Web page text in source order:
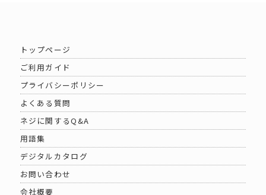
トップページ
ご利用ガイド
プライバシーポリシー
よくある質問
ネジに関するQ&A
用語集
デジタルカタログ
お問い合わせ
会社概要